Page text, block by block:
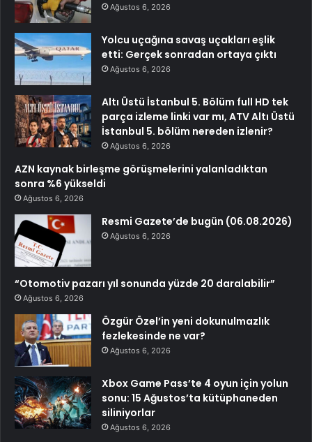
Ağustos 6, 2026
Yolcu uçağına savaş uçakları eşlik
etti: Gerçek sonradan ortaya çıktı
Ağustos 6, 2026
Altı Üstü İstanbul 5. Bölüm full HD tek
parça izleme linki var mı, ATV Altı Üstü
İstanbul 5. bölüm nereden izlenir?
Ağustos 6, 2026
AZN kaynak birleşme görüşmelerini yalanladıktan
sonra %6 yükseldi
Ağustos 6, 2026
Resmi Gazete’de bugün (06.08.2026)
Ağustos 6, 2026
“Otomotiv pazarı yıl sonunda yüzde 20 daralabilir”
Ağustos 6, 2026
Özgür Özel’in yeni dokunulmazlık
fezlekesinde ne var?
Ağustos 6, 2026
Xbox Game Pass’te 4 oyun için yolun
sonu: 15 Ağustos’ta kütüphaneden
siliniyorlar
Ağustos 6, 2026